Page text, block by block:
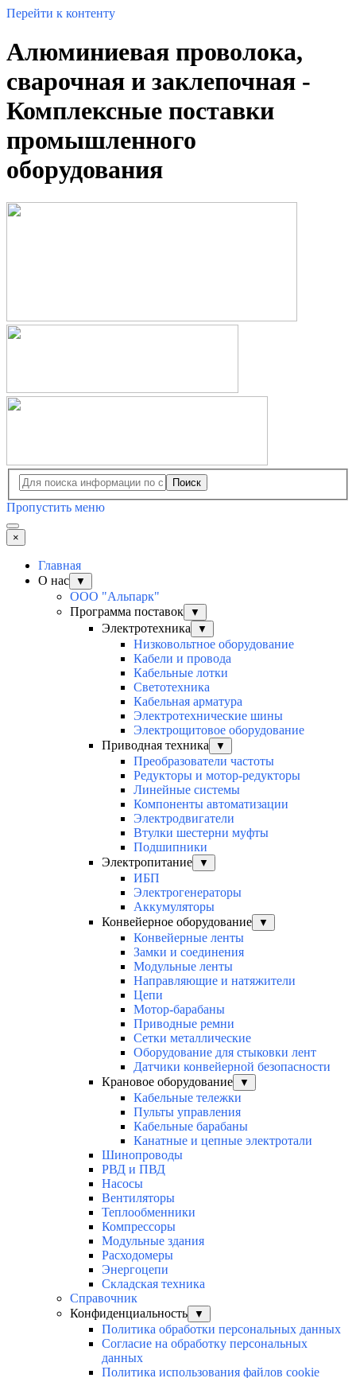
Перейти к контенту
Алюминиевая проволока,
cварочная и заклепочная -
Комплексные поставки
промышленного
оборудования
Поиск
Пропустить меню
×
Главная
О нас
▼
ООО "Альпарк"
Программа поставок
▼
Электротехника ▼
Низковольтное оборудование
Кабели и провода
Кабельные лотки
Светотехника
Кабельная арматура
Электротехнические шины
Электрощитовое оборудование
Приводная техника
▼
Преобразователи частоты
Редукторы и мотор-редукторы
Линейные системы
Компоненты автоматизации
Электродвигатели
Втулки шестерни муфты
Подшипники
Электропитание
▼
ИБП
Электрогенераторы
Аккумуляторы
Конвейерное оборудование
▼
Конвейерные ленты
Замки и соединения
Модульные ленты
Направляющие и натяжители
Цепи
Мотор-барабаны
Приводные ремни
Сетки металлические
Оборудование для стыковки лент
Датчики конвейерной безопасности
Крановое оборудование
▼
Кабельные тележки
Пульты управления
Кабельные барабаны
Канатные и цепные электротали
Шинопроводы
РВД и ПВД
Насосы
Вентиляторы
Теплообменники
Компрессоры
Модульные здания
Расходомеры
Энергоцепи
Складская техника
Справочник
Конфиденциальность
▼
Политика обработки персональных данных
Согласие на обработку персональных
данных
Политика использования файлов cookie